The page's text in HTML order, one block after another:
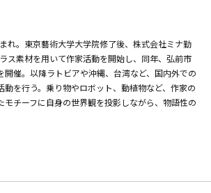
れ。東京藝術大学大学院修了後、株式会社ミナ勤
ス素材を用いて作家活動を開始し、同年、弘前市
開催。以降ラトビアや沖縄、台湾など、国内外での
動を行う。乗り物やロボット、動植物など、作家の
モチーフに自身の世界観を投影しながら、物語性の